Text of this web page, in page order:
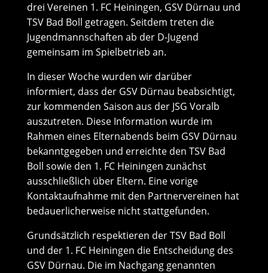
drei Vereinen 1. FC Heiningen, GSV Dürnau und
TSV Bad Boll getragen. Seitdem treten die
Jugendmannschaften ab der D-Jugend
gemeinsam im Spielbetrieb an.
In dieser Woche wurden wir darüber
informiert, dass der GSV Dürnau beabsichtigt,
zur kommenden Saison aus der JSG Voralb
auszutreten. Diese Information wurde im
Rahmen eines Elternabends beim GSV Dürnau
bekanntgegeben und erreichte den TSV Bad
Boll sowie den 1. FC Heiningen zunächst
ausschließlich über Eltern. Eine vorige
Kontaktaufnahme mit den Partnervereinen hat
bedauerlicherweise nicht stattgefunden.
Grundsätzlich respektieren der TSV Bad Boll
und der 1. FC Heiningen die Entscheidung des
GSV Dürnau. Die im Nachgang genannten